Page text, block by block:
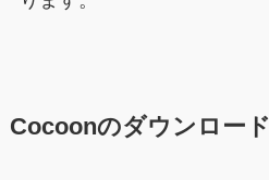
Cocoonのダウンロード